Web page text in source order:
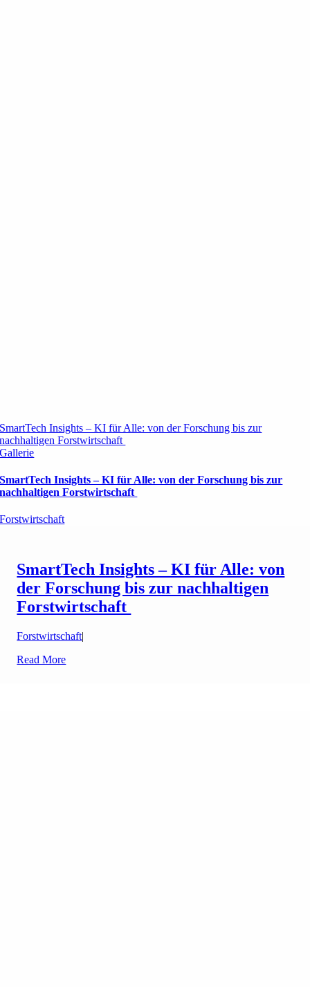
SmartTech Insights – KI für Alle: von der Forschung bis zur
nachhaltigen Forstwirtschaft
Gallerie
SmartTech Insights – KI für Alle: von der Forschung bis zur
nachhaltigen Forstwirtschaft
Forstwirtschaft
SmartTech Insights – KI für Alle: von
der Forschung bis zur nachhaltigen
Forstwirtschaft
Forstwirtschaft|
Read More